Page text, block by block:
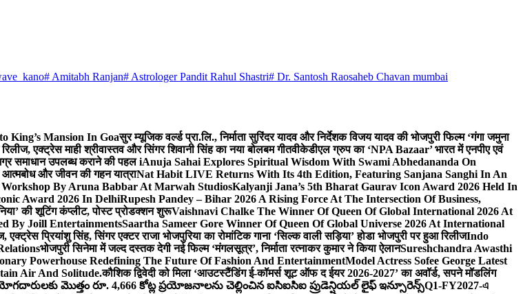
# Amitabh Ranjan# Astrologer Pandit Rahul Shastri# Dr. Santosh Raosaheb Chavan mumbai
King’s Mansion In Goaसुर म्यूजिक वर्ल्ड प्रा.लि., निर्माता सुरिंदर यादव और निर्देशक विजय यादव की भोजपुरी फिल्म ‘गंगा जमुना
एक्ट्रेस माही श्रीवास्तव और सिंगर शिवानी सिंह का नया बोलबम गीतवीकेडीएल ग्रुप का ‘NPA Bazaar’ भारत में एनपीए एवं
समाधान उपलब्ध कराने की पहल iAnuja Sahai Explores Spiritual Wisdom With Swami Abhedananda On
और जीवन की गहन यात्राNat Habit LIVE Returns With Its 4th Edition, Featuring Sanjana Sanghi In An
By Aruna Babbar At Marwah StudiosKalyanji Jana’s 5th Bharat Gaurav Icon Award 2026 Held In
Award 2026 In DelhiRupesh Pandey – Bihar 2026 A Rising Force At The Intersection Of Business,
की शूटिंग कंप्लीट, पोस्ट प्रोडक्शन शुरूVaishnavi Chalke The Winner Of Queen Of Global International 2026 At
By Joill EntertainmentsSaartha Sameer Gore Winner Of Queen Of Global Universe 2026 At International
एक्ट्रेस प्रियांशु सिंह, सिंगर एक्टर राजा भोजपुरिया का रोमांटिक गाना ‘सिल्क वाली सड़िया’ होडा भोजपुरी पर हुआ रिलीजIndo
भोजपुरी सिनेमा में जल्द दस्तक देगी नई फिल्म ‘मंगलसूत्र’, निर्माता रत्नाकर कुमार ने किया ऐलानSureshchandra Awasthi
Powerhouse Redefining The Future Of Fashion And EntertainmentModel Actress Sofee George Latest
Air And Solitude.कौशिक द्विवेदी को मिला ‘आउटस्टैंडिंग ई-कॉमर्स शूट ऑफ द ईयर 2026-2027’ का अवॉर्ड, सपने मॉडलिंग
మొత్తం రూ. 4,666 కోట్ల ప్రయోజనాలను చెల్లించిన ఐసిఐసిఐ ప్రుడెన్షియల్ లైఫ్ ఇన్సూరెన్స్Q1-FY2027-এ